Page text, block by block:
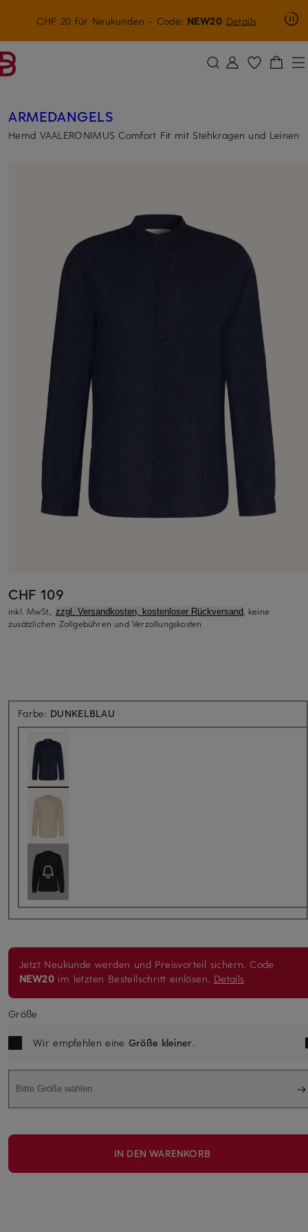
ZUM HAUPTINHALT ÜBERSPRINGEN ZUM SUCHFELD ÜBERSPRINGEN
CHF 15-Willkommensgutschein mit Beyond sichern
CHF 20 für Neukunden - Code: NEW20 Details
ARMEDANGELS
Hemd VAALERONIMUS Comfort Fit mit Stehkragen und Leinen
CHF 109
inkl. MwSt., zzgl. Versandkosten, kostenloser Rückversand, keine
zusätzlichen Zollgebühren und Verzollungskosten
Farbe: DUNKELBLAU
Jetzt Neukunde werden und Preisvorteil sichern. Code
NEW20 im letzten Bestellschritt einlösen. Details
Größe
Wir empfehlen eine Größe kleiner.
Bitte Größe wählen
IN DEN WARENKORB